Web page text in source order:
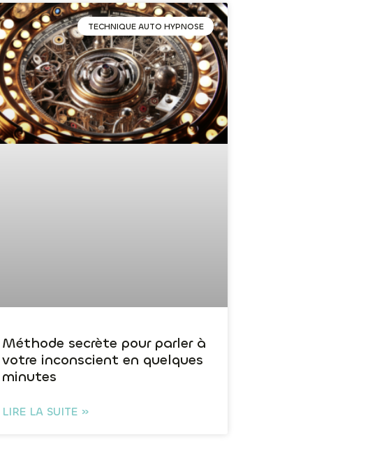
TECHNIQUE AUTO HYPNOSE
Méthode secrète pour parler à
votre inconscient en quelques
minutes
LIRE LA SUITE »